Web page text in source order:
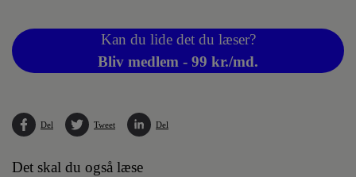
Kan du lide det du læser?
Bliv medlem - 99 kr./md.
Del Tweet Del
Det skal du også læse